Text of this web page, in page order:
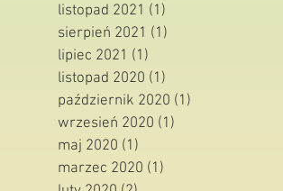
listopad 2021 (1)
sierpień 2021 (1)
lipiec 2021 (1)
listopad 2020 (1)
październik 2020 (1)
wrzesień 2020 (1)
maj 2020 (1)
marzec 2020 (1)